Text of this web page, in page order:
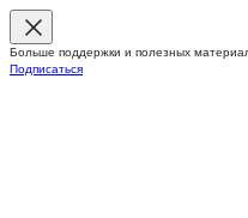
Больше поддержки и полезных
Подписаться